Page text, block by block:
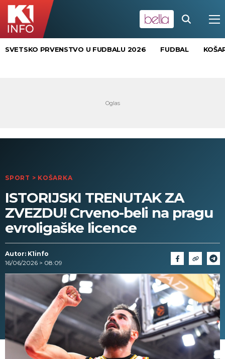
SVETSKO PRVENSTVO U FUDBALU 2026 FUDBAL
SPORT > KOŠARKA
ISTORIJSKI TRENUTAK ZA
ZVEZDU! Crveno-beli na pragu
evroligaške licence
Autor: K1info
16/06/2026 > 08:09